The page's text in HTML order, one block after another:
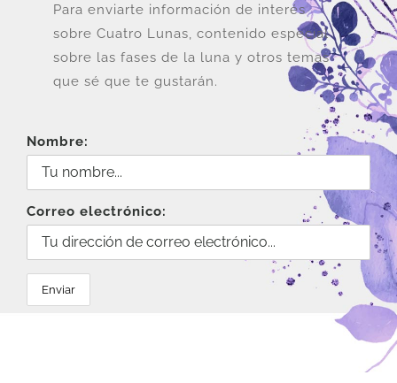
Para enviarte información de interés
sobre Cuatro Lunas, contenido especial
sobre las fases de la luna y otros temas
que sé que te gustarán.
Nombre:
Correo electrónico: